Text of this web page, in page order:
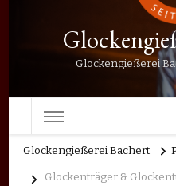
Glockengießerei
Glockengießerei Bachert
Glockenträger &